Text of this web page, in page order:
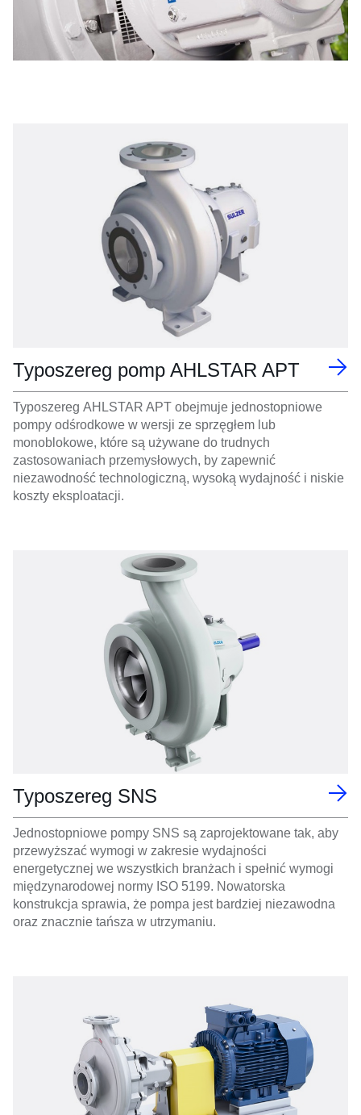
Typoszereg pomp AHLSTAR APT
Typoszereg AHLSTAR APT obejmuje jednostopniowe
pompy odśrodkowe w wersji ze sprzęgłem lub
monoblokowe, które są używane do trudnych
zastosowaniach przemysłowych, by zapewnić
niezawodność technologiczną, wysoką wydajność i niskie
koszty eksploatacji.
Typoszereg SNS
Jednostopniowe pompy SNS są zaprojektowane tak, aby
przewyższać wymogi w zakresie wydajności
energetycznej we wszystkich branżach i spełnić wymogi
międzynarodowej normy ISO 5199. Nowatorska
konstrukcja sprawia, że pompa jest bardziej niezawodna
oraz znacznie tańsza w utrzymaniu.